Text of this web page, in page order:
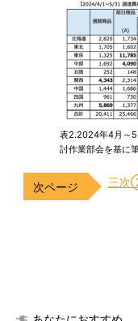
表2.2024年4月～
討作業部会を基に
三次